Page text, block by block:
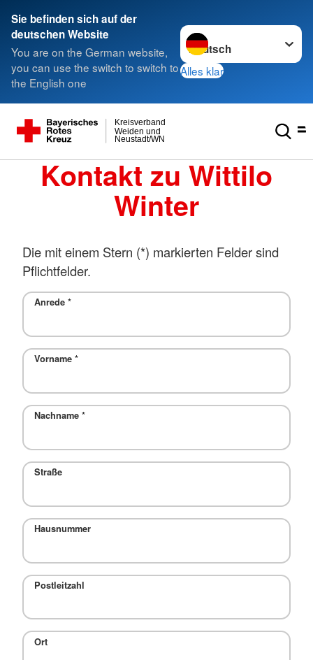
Sie befinden sich auf der
deutschen Website
You are on the German website,
you can use the switch to switch to
the English one
Sprache wechseln zu
Alles klar
Neustadt/WN
Weiden und
Kreisverband
Kontakt zu Wittilo
Winter
Die mit einem Stern (*) markierten Felder sind
Pflichtfelder.
Anrede *
Vorname *
Nachname *
Straße
Hausnummer
Postleitzahl
Ort